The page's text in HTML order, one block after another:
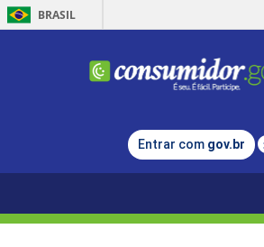
BRASIL
Entrar com gov.br